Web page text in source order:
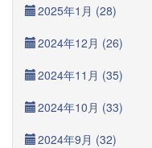
2025年1月 (28)
2024年12月 (26)
2024年11月 (35)
2024年10月 (33)
2024年9月 (32)